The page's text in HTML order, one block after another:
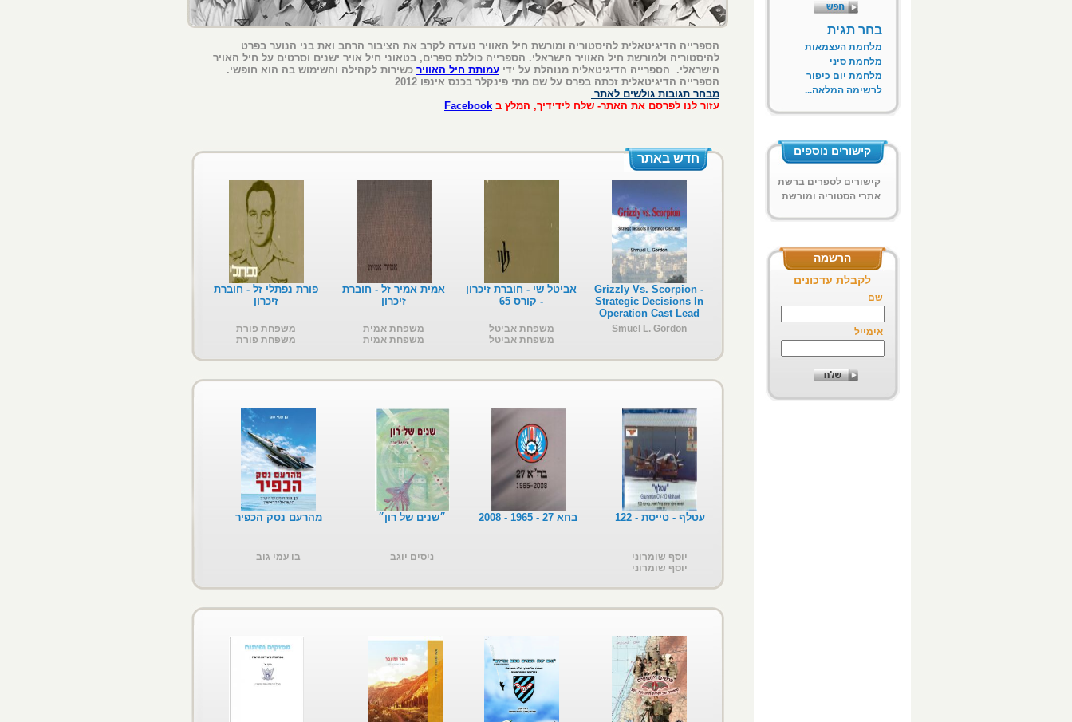
בחר תגית
מלחמת העצמאות
מלחמת סיני
מלחמת יום כיפור
לרשימה המלאה...
קישורים נוספים
קישורים לספרים ברשת
אתרי הסטוריה ומורשת
הרשמה
לקבלת עדכונים
שם
אימייל
הספרייה הדיגיטאלית להיסטוריה ומורשת חיל האוויר נועדה לקרב את הציבור הרחב ואת בני הנוער בפרט
להיסטוריה ולמורשת חיל האוויר הישראלי. הספרייה כוללת ספרים, בטאוני חיל אויר ישנים וסרטים על חיל האויר
הישראלי. הספרייה הדיגיטאלית מנוהלת על ידי עמותת חיל האוויר כשירות לקהילה והשימוש בה הוא חופשי.
הספרייה הדיגיטאלית זכתה בפרס על שם מתי פינקלר בכנס אינפו 2012
מבחר תגובות גולשים לאתר
עזור לנו לפרסם את האתר- שלח לידידיך, המלץ ב Facebook
חדש באתר
Grizzly Vs. Scorpion -
Strategic Decisions In
Operation Cast Lead
Smuel L. Gordon
אביטל שי - חוברת זיכרון
- קורס 65
משפחת אביטל
משפחת אביטל
אמית אמיר זל - חוברת
זיכרון
משפחת אמית
משפחת אמית
פורת נפתלי זל - חוברת
זיכרון
משפחת פורת
משפחת פורת
עטלף - טייסת - 122
יוסף שומרוני
יוסף שומרוני
בחא 27 - 1965 - 2008 ״שנים של רון״
ניסים יוגב
מהרעם נסק הכפיר
בו עמי גוב